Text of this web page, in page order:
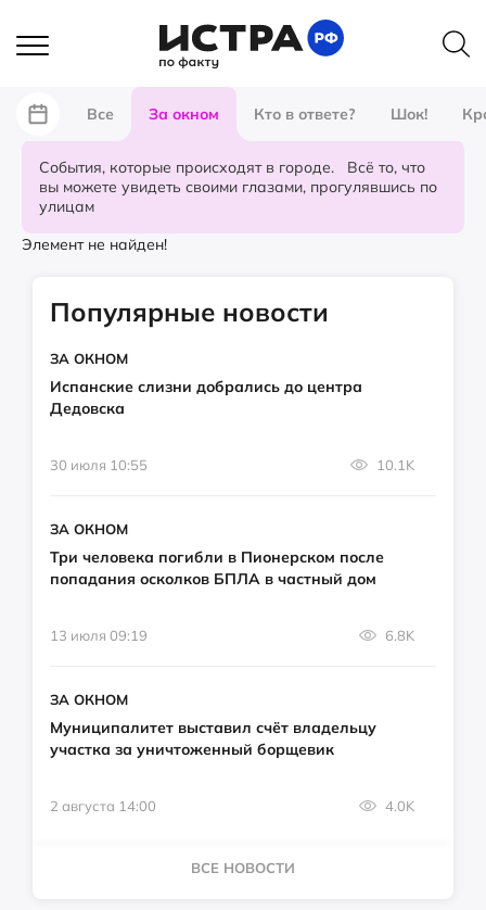
Все За окном Кто в ответе? Шок!
События, которые происходят в городе. Всё то, что
вы можете увидеть своими глазами, прогулявшись по
улицам
Элемент не найден!
Популярные новости
ЗА ОКНОМ
Испанские слизни добрались до центра
Дедовска
30 июля 10:55 10.1K
ЗА ОКНОМ
Три человека погибли в Пионерском после
попадания осколков БПЛА в частный дом
13 июля 09:19 6.8K
ЗА ОКНОМ
Муниципалитет выставил счёт владельцу
участка за уничтоженный борщевик
2 августа 14:00 4.0K
ВСЕ НОВОСТИ